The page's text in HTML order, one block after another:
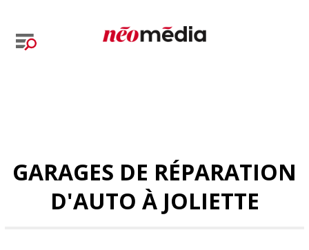
GARAGES DE RÉPARATION
D'AUTO À JOLIETTE